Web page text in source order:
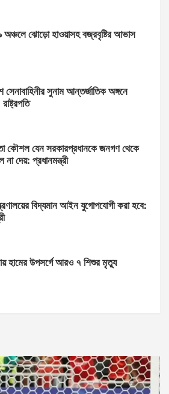
অঞ্চলে ঝোড়ো হাওয়াসহ বজ্রবৃষ্টির আভাস
সেনাবাহিনীর সুনাম আন্তর্জাতিক অঙ্গনে
কৌশল যেন সরকারপ্রধানকে জনগণ থেকে
না দেয়: প্রধানমন্ত্রী
বিদ্যমান আইন যুগোপযোগী করা হবে:
হামের উপসর্গে আরও ৭ শিশুর মৃত্যু